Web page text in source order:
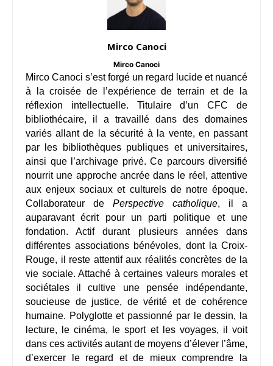
Mirco Canoci
Mirco Canoci
Mirco Canoci s’est forgé un regard lucide et nuancé
à la croisée de l’expérience de terrain et de la
réflexion intellectuelle. Titulaire d’un CFC de
bibliothécaire, il a travaillé dans des domaines
variés allant de la sécurité à la vente, en passant
par les bibliothèques publiques et universitaires,
ainsi que l’archivage privé. Ce parcours diversifié
nourrit une approche ancrée dans le réel, attentive
aux enjeux sociaux et culturels de notre époque.
Collaborateur de Perspective catholique, il a
auparavant écrit pour un parti politique et une
fondation. Actif durant plusieurs années dans
différentes associations bénévoles, dont la Croix-
Rouge, il reste attentif aux réalités concrètes de la
vie sociale. Attaché à certaines valeurs morales et
sociétales il cultive une pensée indépendante,
soucieuse de justice, de vérité et de cohérence
humaine. Polyglotte et passionné par le dessin, la
lecture, le cinéma, le sport et les voyages, il voit
dans ces activités autant de moyens d’élever l’âme,
d’exercer le regard et de mieux comprendre la